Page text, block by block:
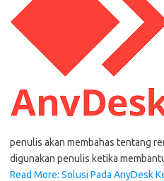
penulis akan membahas tentang
digunakan penulis ketika
Read More: Solusi Pada AnyDesk